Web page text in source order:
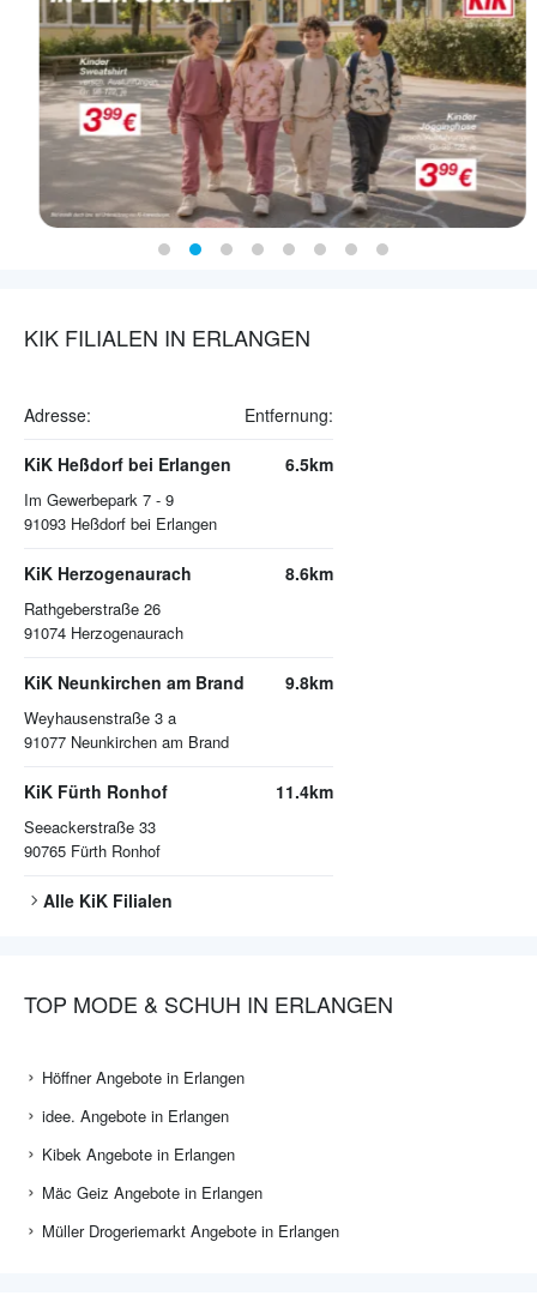
KIK FILIALEN IN ERLANGEN
Adresse: Entfernung:
KiK Heßdorf bei Erlangen
Im Gewerbepark 7 - 9
91093 Heßdorf bei Erlangen
6.5km
KiK Herzogenaurach
Rathgeberstraße 26
91074 Herzogenaurach
8.6km
KiK Neunkirchen am Brand
Weyhausenstraße 3 a
91077 Neunkirchen am Brand
9.8km
KiK Fürth Ronhof
Seeackerstraße 33
90765 Fürth Ronhof
11.4km
Alle KiK Filialen
TOP MODE & SCHUH IN ERLANGEN
Höffner Angebote in Erlangen
idee. Angebote in Erlangen
Kibek Angebote in Erlangen
Mäc Geiz Angebote in Erlangen
Müller Drogeriemarkt Angebote in Erlangen